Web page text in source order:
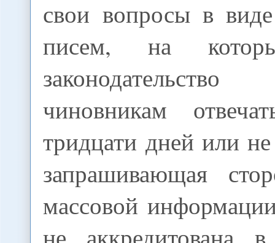
свои вопросы в
писем, на
чиновникам
тридцати дней или не
запрашивающая
массовой